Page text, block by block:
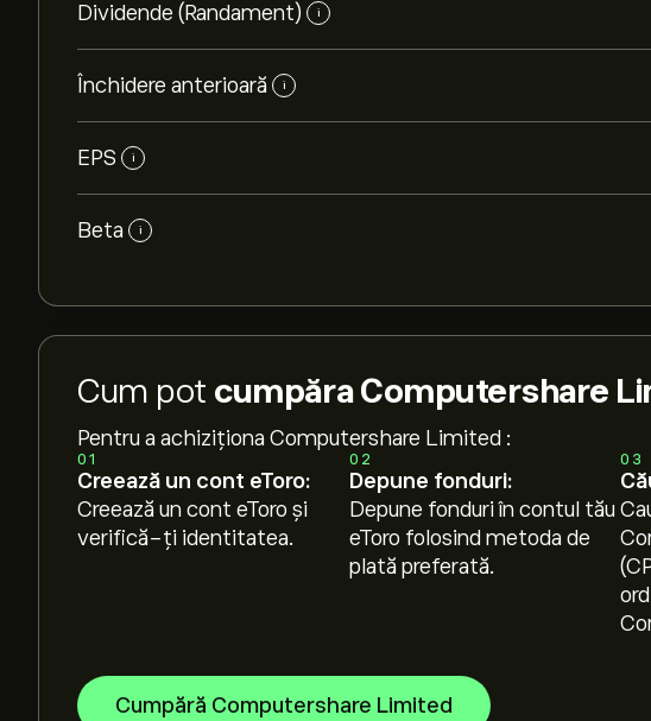
Dividende (Randament) i
Închidere anterioară i
EPS i
Beta i
Cum pot cumpăra Computershare
Pentru a achiziționa Computershare Limited :
01
Creează un cont eToro:
Creează un cont eToro și
verifică-ți identitatea.
02
Depune fonduri:
Depune fonduri în contul tău
eToro folosind metoda de
plată preferată.
03
Cumpără Computershare Limited